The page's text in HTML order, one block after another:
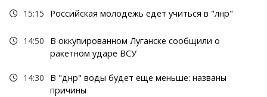
15:15 Российская молодежь едет учиться в "лнр"
14:50
В оккупированном Луганске сообщили о
ракетном ударе ВСУ
14:30
В "днр" воды будет еще меньше: названы
причины